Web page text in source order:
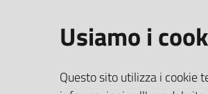
Italia
centralino: tel 0542.6026.36
bim@comune.imola.bo.it
PEC
Usiamo i
Questo sito utilizza i cookie